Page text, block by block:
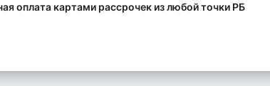
оплата картами рассрочек из любой точки РБ